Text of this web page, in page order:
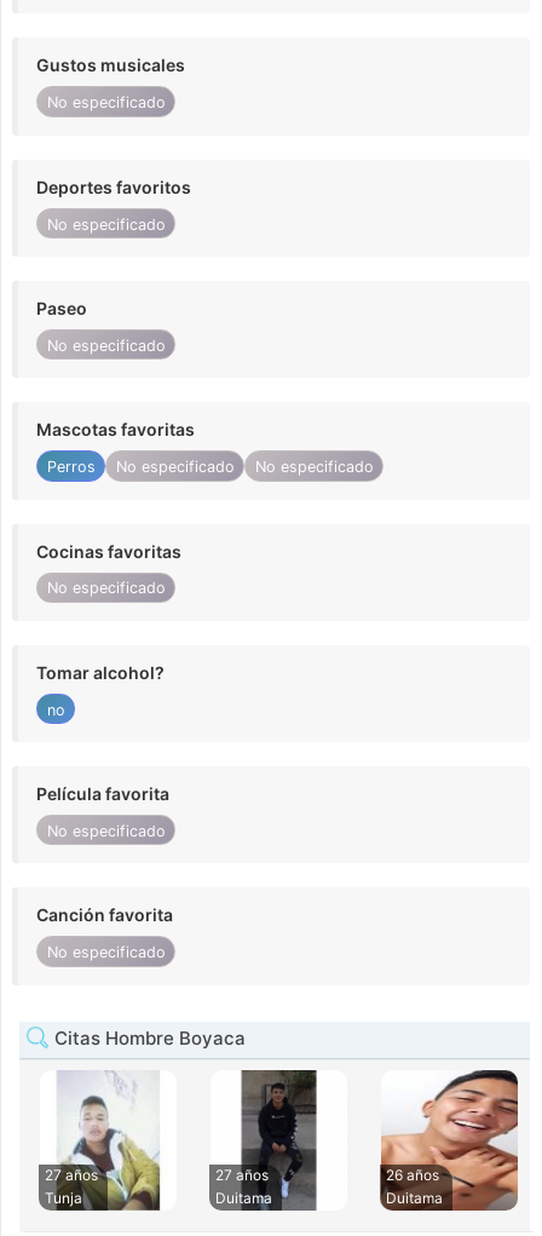
Gustos musicales
No especificado
Deportes favoritos
No especificado
Paseo
No especificado
Mascotas favoritas
Perros No especificado No especificado
Cocinas favoritas
No especificado
Tomar alcohol?
no
Película favorita
No especificado
Canción favorita
No especificado
Citas Hombre Boyaca
27 años
Tunja
27 años
Duitama
26 años
Duitama